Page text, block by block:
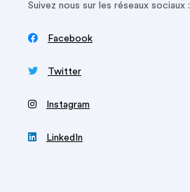
Suivez nous sur les réseaux sociaux :
 Facebook
 Twitter
‍ Instagram
 LinkedIn